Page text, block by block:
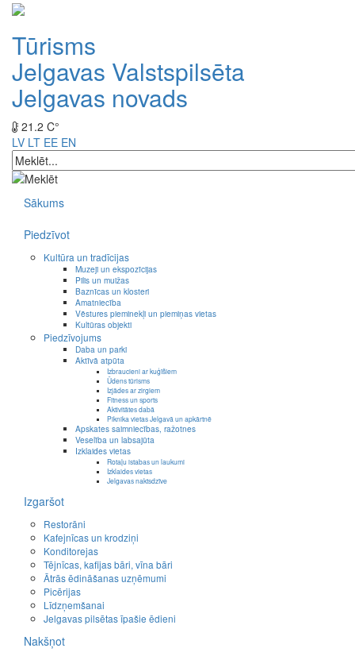
Tūrisms
Jelgavas Valstspilsēta
Jelgavas novads
21.2 C°
LV LT EE EN
Sākums
Piedzīvot
Kultūra un tradīcijas
Muzeji un ekspozīcijas
Pilis un muižas
Baznīcas un klosteri
Amatniecība
Vēstures pieminekļi un piemiņas vietas
Kultūras objekti
Piedzīvojums
Daba un parki
Aktīvā atpūta
Izbraucieni ar kuģīšiem
Ūdens tūrisms
Izjādes ar zirgiem
Fitness un sports
Aktivitātes dabā
Piknika vietas Jelgavā un apkārtnē
Apskates saimniecības, ražotnes
Veselība un labsajūta
Izklaides vietas
Rotaļu istabas un laukumi
Izklaides vietas
Jelgavas naktsdzīve
Izgaršot
Restorāni
Kafejnīcas un krodziņi
Konditorejas
Tējnīcas, kafijas bāri, vīna bāri
Ātrās ēdināšanas uzņēmumi
Picērijas
Līdzņemšanai
Jelgavas pilsētas īpašie ēdieni
Nakšņot